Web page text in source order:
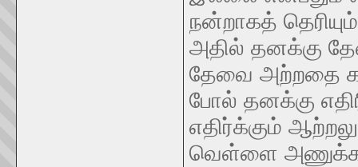
நன்றாகத்
அதில் தனக்கு
தேவை அற்றதை
போல் தனக்கு
எதிர்க்கும்
வெள்ளை